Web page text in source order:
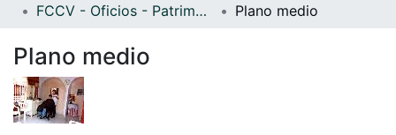
FCCV - Oficios - Patrimonial
Plano medio
Plano medio